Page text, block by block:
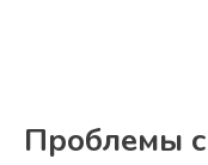
Проблемы